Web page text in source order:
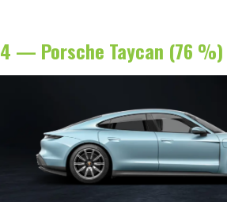
4 — Porsche Taycan (76 %)